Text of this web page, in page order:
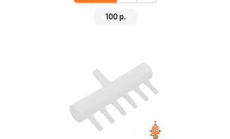
100 р.